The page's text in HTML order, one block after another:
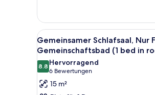
people)
anzeigen
Schlafsaal,
Gemeinschaftsbad
(1
bed
room
for
8
Alle
Fotos
für
Gemeinsamer
Schlafsaal,
Ein
6
Gemeinsamer Schlafsaal, Nur
Gemeinschaftsbad (1 bed in
8.88.8 von 10
Hervorragend
6 Bewertungen
(6
Bewertungen)
15 m²